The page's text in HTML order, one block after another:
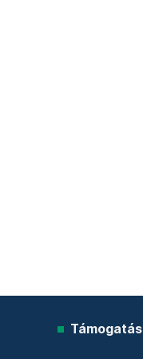
Támogatás